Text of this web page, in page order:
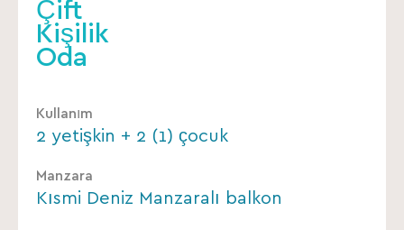
Çift
Kişilik
Oda
Kullanım
2 yetişkin + 2 (1) çocuk
Manzara
Kısmi Deniz Manzaralı balkon